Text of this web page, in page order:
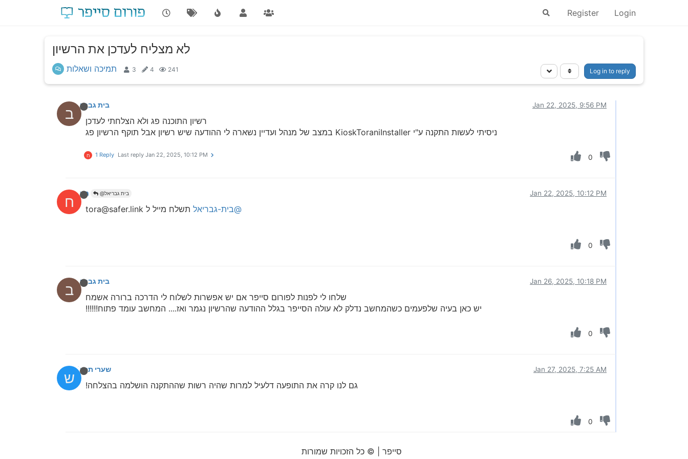
Register Login
לא מצליח לעדכן את הרשיון
תמיכה ושאלות 3 4 241 Log in to reply
בבית גבריאל Jan 22, 2025, 9:56 PM
רשיון התוכנה פג ולא הצלחתי לעדכן
ניסיתי לעשות התקנה ע"י KioskToraniInstaller במצב של מנהל ועדיין נשארה לי ההודעה שיש רשיון אבל תוקף הרשיון פג
ח 1 Reply Last reply Jan 22, 2025, 10:12 PM 0
חחיפה @בית גבריאל Jan 22, 2025, 10:12 PM
@בית-גבריאל תשלח מייל ל tora@safer.link
0
בבית גבריאל Jan 26, 2025, 10:18 PM
שלחו לי לפנות לפורום סייפר אם יש אפשרות לשלוח לי הדרכה ברורה אשמח
יש כאן בעיה שלפעמים כשהמחשב נדלק לא עולה הסייפר בגלל ההודעה שהרשיון נגמר ואז.... המחשב עומד פתוח!!!!!!
0
ששערי תפילה Jan 27, 2025, 7:25 AM
גם לנו קרה את התופעה דלעיל למרות שהיה רשות שההתקנה הושלמה בהצלחה!
0
סייפר | © כל הזכויות שמורות